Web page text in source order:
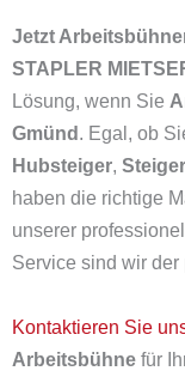
Jetzt
STAPLER
Lösung, wenn Sie
Gmünd . Egal, ob
Hubsteiger, Steiger
haben die richtige
unserer
Service sind wir der
Kontaktieren Sie
Arbeitsbühne für